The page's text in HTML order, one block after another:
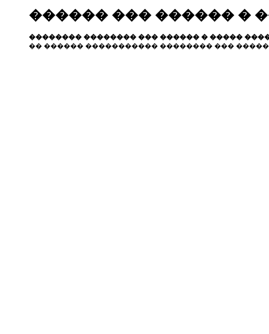
������ ��� ������ �
�������� �������� ��� ������ � �����
�� ������ ����������� �������� ���